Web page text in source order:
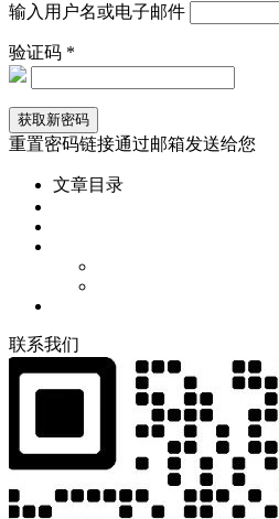
输入用户名或电子邮件
验证码 *
重置密码链接通过邮箱发送给您
文章目录
联系我们